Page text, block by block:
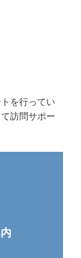
を行ってい
訪問サポー